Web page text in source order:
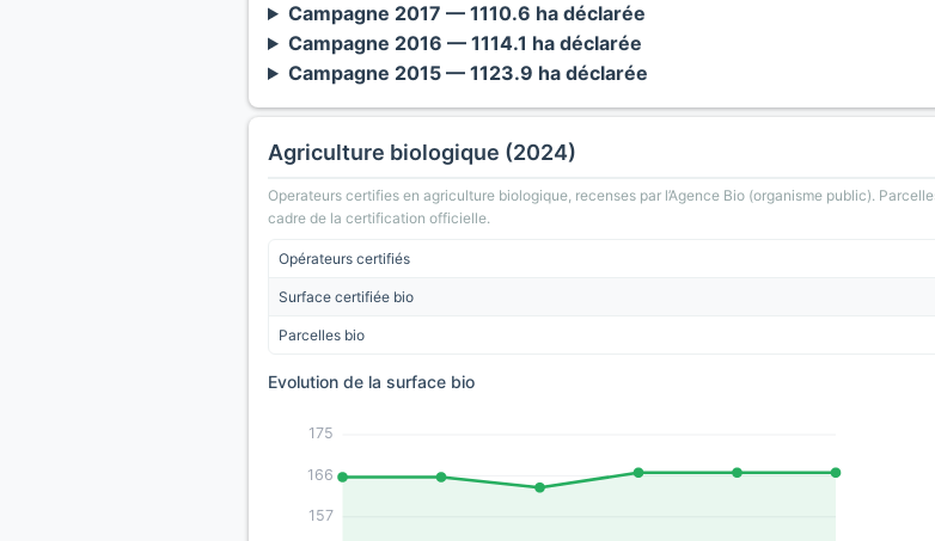
Campagne 2017 — 1110.6 ha déclarée
Campagne 2016 — 1114.1 ha déclarée
Campagne 2015 — 1123.9 ha déclarée
Agriculture biologique (2024)
Operateurs certifies en agriculture biologique, recenses par l’Agence Bio (organisme public).
cadre de la certification officielle.
Opérateurs certifiés
Surface certifiée bio
Parcelles bio
Evolution de la surface bio
157
166
175